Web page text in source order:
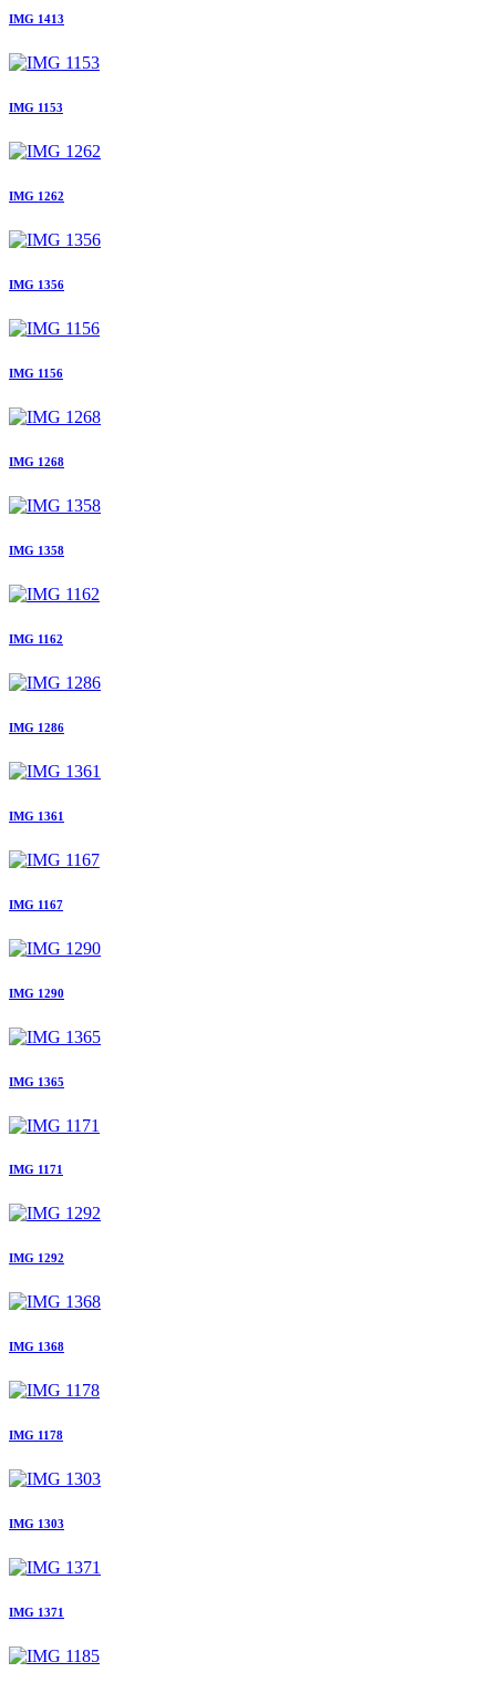
IMG 1413
IMG 1153
IMG 1262
IMG 1356
IMG 1156
IMG 1268
IMG 1358
IMG 1162
IMG 1286
IMG 1361
IMG 1167
IMG 1290
IMG 1365
IMG 1171
IMG 1292
IMG 1368
IMG 1178
IMG 1303
IMG 1371